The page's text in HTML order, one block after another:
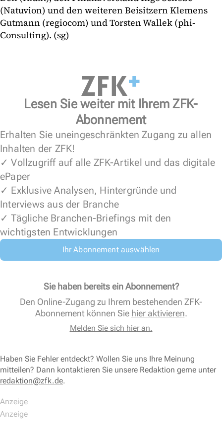
(Natuvion) und den weiteren Beisitzern Klemens
Gutmann (regiocom) und Torsten Wallek (phi-
Consulting). (sg)
Lesen Sie weiter mit Ihrem ZFK-
Abonnement
Erhalten Sie uneingeschränkten Zugang zu allen
Inhalten der ZFK!
✓ Vollzugriff auf alle ZFK-Artikel und das digitale
ePaper
✓ Exklusive Analysen, Hintergründe und
Interviews aus der Branche
✓ Tägliche Branchen-Briefings mit den
wichtigsten Entwicklungen
Ihr Abonnement auswählen
Sie haben bereits ein Abonnement?
Den Online-Zugang zu Ihrem bestehenden ZFK-
Abonnement können Sie hier aktivieren.
Melden Sie sich hier an.
Haben Sie Fehler entdeckt? Wollen Sie uns Ihre Meinung
mitteilen? Dann kontaktieren Sie unsere Redaktion gerne unter
redaktion@zfk.de.